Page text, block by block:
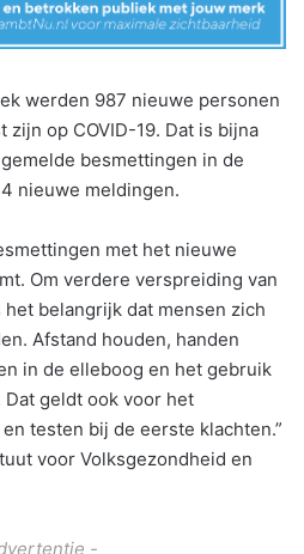
werden 987 nieuwe personen
op COVID-19. Dat is bijna
besmettingen in de
nieuwe meldingen.
met het nieuwe
Om verdere verspreiding van
belangrijk dat mensen zich
Afstand houden, handen
in de elleboog en het gebruik
geldt ook voor het
testen bij de eerste klachten.”
voor Volksgezondheid en
-